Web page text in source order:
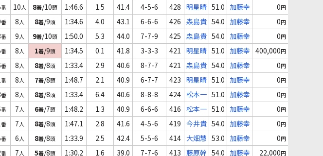
番 10人 8着/10頭 1:46.6 1.5 41.4 4-5-6 428 明星晴 51.0 加藤幸 0円
番 8人 8着/9頭 1:34.6 4.0 43.1 6-6-6 426 森島貴 54.0 加藤幸 0円
番 9人 9着/10頭 1:50.0 5.3 44.0 7-7-9 425 森島貴 54.0 加藤幸 0円
番 8人 1着/9頭 1:34.5 0.1 41.8 3-3-3 421 明星晴 51.0 加藤幸 400,000円
番 8人 8着/8頭 1:33.4 2.9 40.6 8-7-7 421 森島貴 54.0 加藤幸 0円
番 8人 7着/8頭 1:48.7 2.1 40.9 6-7-7 423 明星晴 51.0 加藤幸 0円
番 8人 8着/8頭 1:33.4 6.4 40.6 8-8-8 424 松本一 51.0 加藤幸 0円
番 7人 6着/7頭 1:48.2 1.3 40.9 6-6-6 416 松本一 51.0 加藤幸 0円
番 7人 8着/8頭 1:47.1 2.8 41.6 4-5-6 419 今井貴 54.0 加藤幸 0円
番 6人 8着/8頭 1:33.9 2.5 42.4 5-5-6 414 大畑慧 53.0 加藤幸 0円
番 7人 5着/8頭 1:30.2 1.6 39.0 7-7-6 413 藤原幹 54.0 加藤幸 22,000円